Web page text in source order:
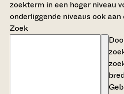
zoekterm in een hoger niveau
onderliggende niveaus ook aan
Zoek